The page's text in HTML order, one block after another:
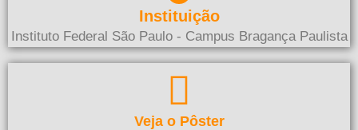
Instituição
Instituto Federal São Paulo - Campus Bragança Paulista
Veja o Pôster